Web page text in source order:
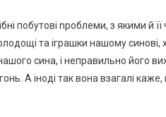
побутові nроблеми, з якими й
та іграшки нашому синові,
сина, і неправильно його
А іноді так вона взагалі